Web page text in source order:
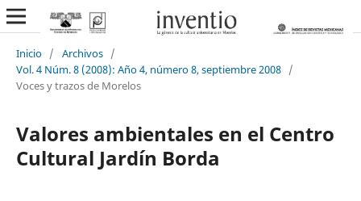
Inicio / Archivos /
Vol. 4 Núm. 8 (2008): Año 4, número 8, septiembre 2008 /
Voces y trazos de Morelos
Valores ambientales en el Centro
Cultural Jardín Borda